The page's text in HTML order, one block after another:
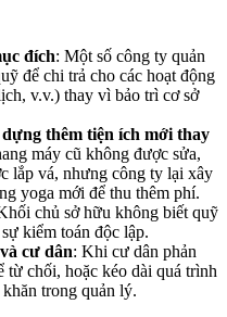
đích: Một số công ty quản
để chi trả cho các hoạt động
v.v.) thay vì bảo trì cơ sở
thêm tiện ích mới thay
máy cũ không được sửa,
lắp vá, nhưng công ty lại xây
yoga mới để thu thêm phí.
chủ sở hữu không biết quỹ
kiểm toán độc lập.
cư dân: Khi cư dân phản
từ chối, hoặc kéo dài quá trình
trong quản lý.